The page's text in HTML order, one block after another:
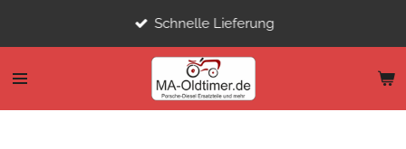
Schnelle Lieferung